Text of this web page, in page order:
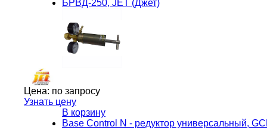
БРВД-250, JET (Джет)
Цена: по запросу
Узнать цену
В корзину
Base Control N - редуктор универсальный,